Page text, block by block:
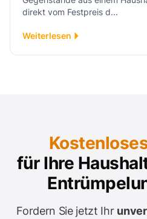
direkt vom Festpreis d...
Weiterlesen
für Ihre
Fordern Sie jetzt Ihr